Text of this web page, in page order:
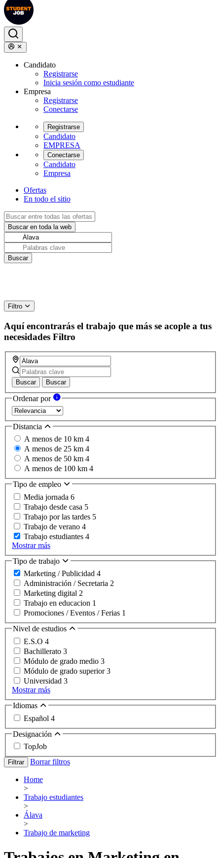
Candidato
Registrarse
Inicia sesión como estudiante
Empresa
Registrarse
Conectarse
Registrarse
Candidato
EMPRESA
Conectarse
Candidato
Empresa
Ofertas
En todo el sitio
Filtro
Aquí encontrarás el trabajo que más se acople a tus
necesidades Filtro
Buscar Buscar
Ordenar por
Distancia
A menos de 10 km 4
A menos de 25 km 4
A menos de 50 km 4
A menos de 100 km 4
Tipo de empleo
Media jornada 6
Trabajo desde casa 5
Trabajo por las tardes 5
Trabajo de verano 4
Trabajo estudiantes 4
Mostrar más
Tipo de trabajo
Marketing / Publicidad 4
Administración / Secretaria 2
Marketing digital 2
Trabajo en educacion 1
Promociones / Eventos / Ferias 1
Nivel de estudios
E.S.O 4
Bachillerato 3
Módulo de grado medio 3
Módulo de grado superior3
Universidad 3
Mostrar más
Idiomas
Español 4
Designación
TopJob
Filtrar Borrar filtros
Home
>
Trabajo estudiantes
>
Álava
>
Trabajo de marketing